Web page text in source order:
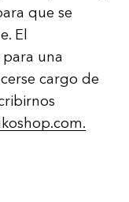
que se
El
una
cargo de